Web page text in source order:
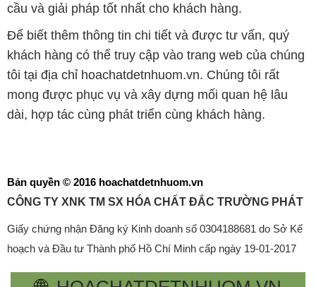
cầu và giải pháp tốt nhất cho khách hàng.
Để biết thêm thông tin chi tiết và được tư vấn, quý
khách hàng có thể truy cập vào trang web của chúng
tôi tại địa chỉ hoachatdetnhuom.vn. Chúng tôi rất
mong được phục vụ và xây dựng mối quan hệ lâu
dài, hợp tác cùng phát triển cùng khách hàng.
Bản quyền © 2016 hoachatdetnhuom.vn
CÔNG TY XNK TM SX HÓA CHẤT ĐẮC TRƯỜNG PHÁT
Giấy chứng nhận Đăng ký Kinh doanh số 0304188681 do Sở Kế
hoạch và Đầu tư Thành phố Hồ Chí Minh cấp ngày 19-01-2017